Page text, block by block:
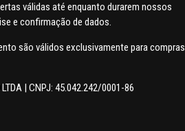
válidas até enquanto durarem nossos
e confirmação de dados.
são válidos exclusivamente para compras
LTDA | CNPJ: 45.042.242/0001-86